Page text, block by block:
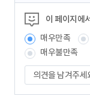
츠
정
보
책
임
자
이 페이지에
매우만족
매우불만족
의
견
을